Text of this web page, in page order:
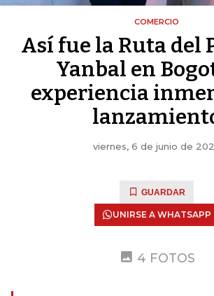
COMERCIO
Así fue la Ruta del
Yanbal en
experiencia
viernes, 6 de junio de
GUARDAR
UNIRSE A WHATSAPP
4 FOTOS